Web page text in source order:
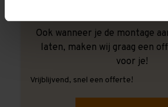
Ook wanneer je de montage
laten, maken wij graag een
voor je!
Vrijblijvend, snel een offerte!